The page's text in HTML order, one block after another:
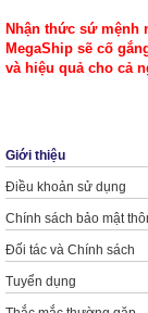
Nhận thức sứ mệnh
MegaShip sẽ cố
và hiệu quả cho cả
Giới thiệu
Điều khoản sử dụng
Chính sách bảo mật
Đối tác và Chính sách
Tuyển dụng